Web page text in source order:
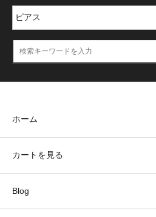
ホーム
カートを見る
Blog